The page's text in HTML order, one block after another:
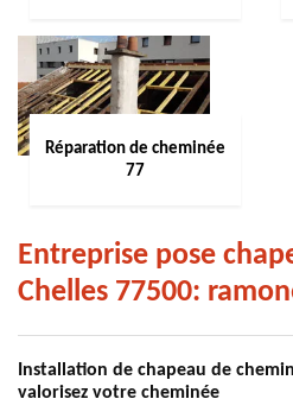
Réparation de cheminée
77
Entreprise pose
Chelles 77500:
Installation de chapeau de
valorisez votre cheminée